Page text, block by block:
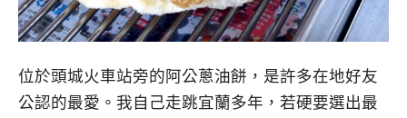
位於頭城火車站旁的阿公蔥油餅，是許多在地好友
公認的最愛。我自己走跳宜蘭多年，若硬要選出最